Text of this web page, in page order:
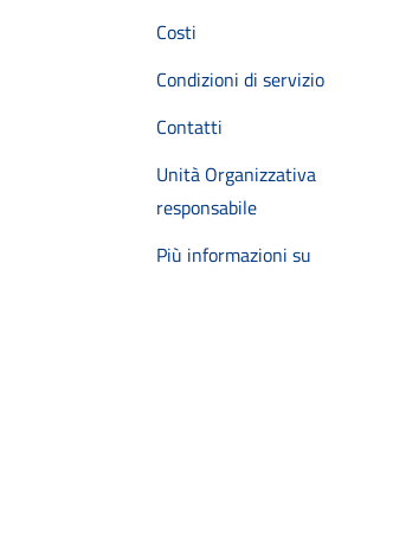
Costi
Condizioni di servizio
Contatti
Unità Organizzativa
responsabile
Più informazioni su